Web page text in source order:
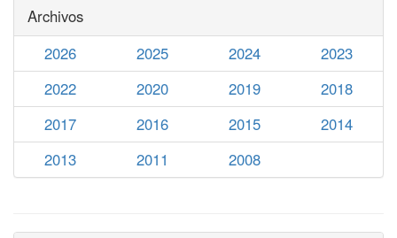
Archivos
2026
2025 2024
2023
2022
2020 2019
2018
2017
2016 2015
2014
2013
2011 2008